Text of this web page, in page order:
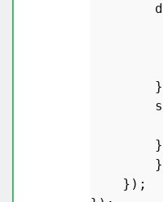
        }
    });